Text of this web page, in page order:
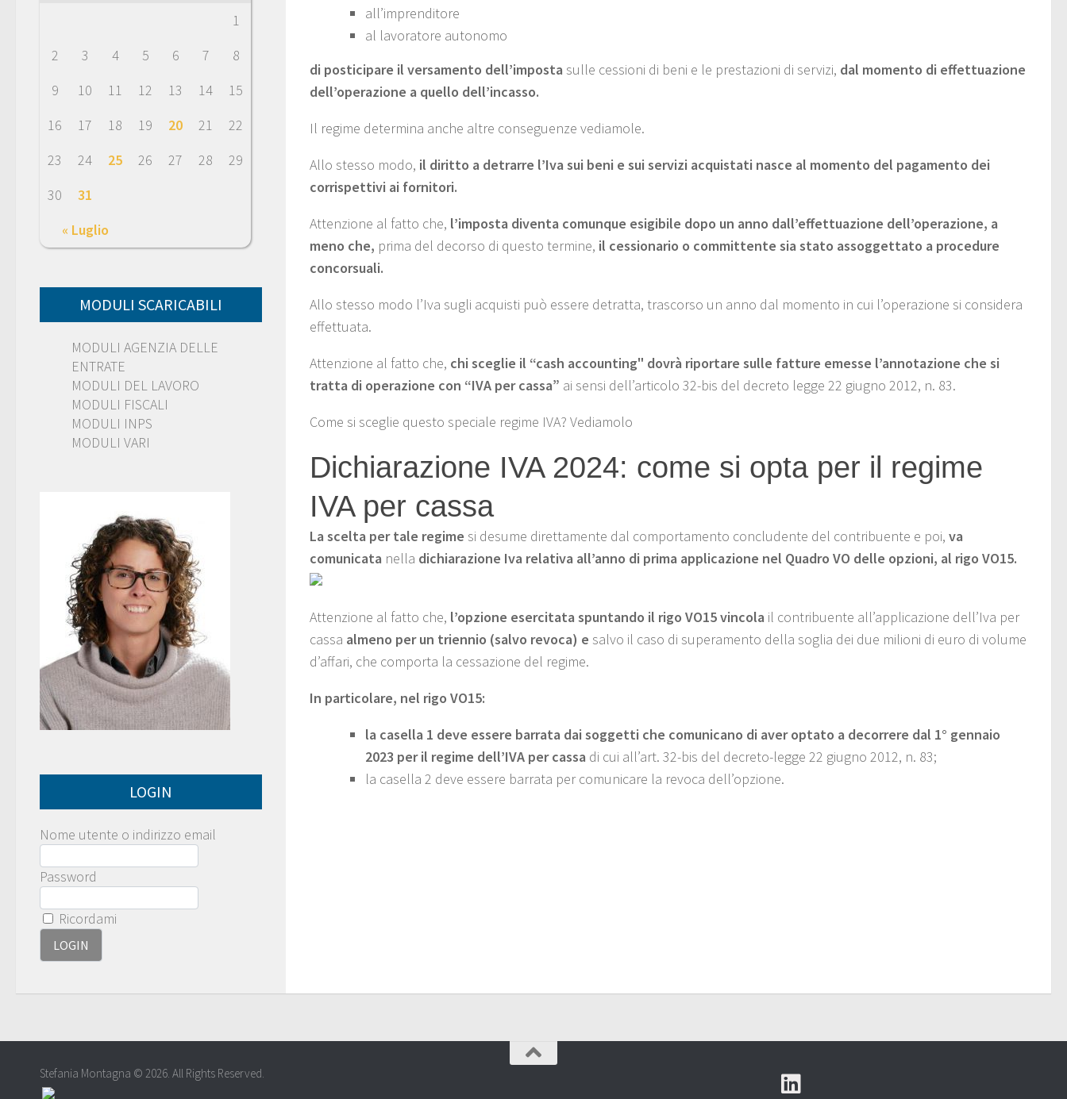
all’imprenditore
al lavoratore autonomo
di posticipare il versamento dell’imposta sulle cessioni di beni e le prestazioni di servizi, dal momento di effettuazione
dell’operazione a quello dell’incasso.
Il regime determina anche altre conseguenze vediamole.
Allo stesso modo, il diritto a detrarre l’Iva sui beni e sui servizi acquistati nasce al momento del pagamento dei
corrispettivi ai fornitori.
Attenzione al fatto che, l’imposta diventa comunque esigibile dopo un anno dall’effettuazione dell’operazione, a
meno che, prima del decorso di questo termine, il cessionario o committente sia stato assoggettato a procedure
concorsuali.
Allo stesso modo l’Iva sugli acquisti può essere detratta, trascorso un anno dal momento in cui l’operazione si considera
effettuata.
Attenzione al fatto che, chi sceglie il “cash accounting" dovrà riportare sulle fatture emesse l’annotazione che si
tratta di operazione con “IVA per cassa” ai sensi dell’articolo 32-bis del decreto legge 22 giugno 2012, n. 83.
Come si sceglie questo speciale regime IVA? Vediamolo
Dichiarazione IVA 2024: come si opta per il regime
IVA per cassa
La scelta per tale regime si desume direttamente dal comportamento concludente del contribuente e poi, va
comunicata nella dichiarazione Iva relativa all’anno di prima applicazione nel Quadro VO delle opzioni, al rigo VO15.
Attenzione al fatto che, l’opzione esercitata spuntando il rigo VO15 vincola il contribuente all’applicazione dell’Iva per
cassa almeno per un triennio (salvo revoca) e salvo il caso di superamento della soglia dei due milioni di euro di volume
d’affari, che comporta la cessazione del regime.
In particolare, nel rigo VO15:
la casella 1 deve essere barrata dai soggetti che comunicano di aver optato a decorrere dal 1° gennaio
2023 per il regime dell’IVA per cassa di cui all’art. 32-bis del decreto-legge 22 giugno 2012, n. 83;
la casella 2 deve essere barrata per comunicare la revoca dell’opzione.
« Luglio
1
2
3 4 5 6 7
8
9
10 11 12 13 14
15
16
17 18 19 20 21
22
23
24 25 26 27 28
29
30
31
MODULI SCARICABILI
MODULI AGENZIA DELLE
ENTRATE
MODULI DEL LAVORO
MODULI FISCALI
MODULI INPS
MODULI VARI
LOGIN
Nome utente o indirizzo email
Password
Ricordami
Stefania Montagna © 2026. All Rights Reserved.